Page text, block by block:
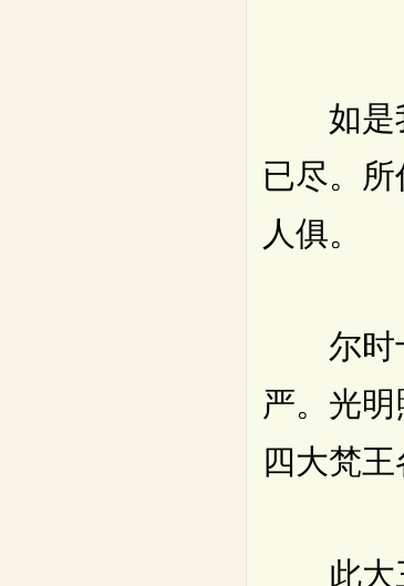
如是我
已尽。
人俱。
尔时十
严。光
四大梵
此大